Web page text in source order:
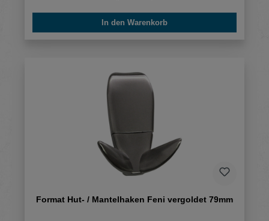
In den Warenkorb
Format Hut- / Mantelhaken Feni vergoldet 79mm